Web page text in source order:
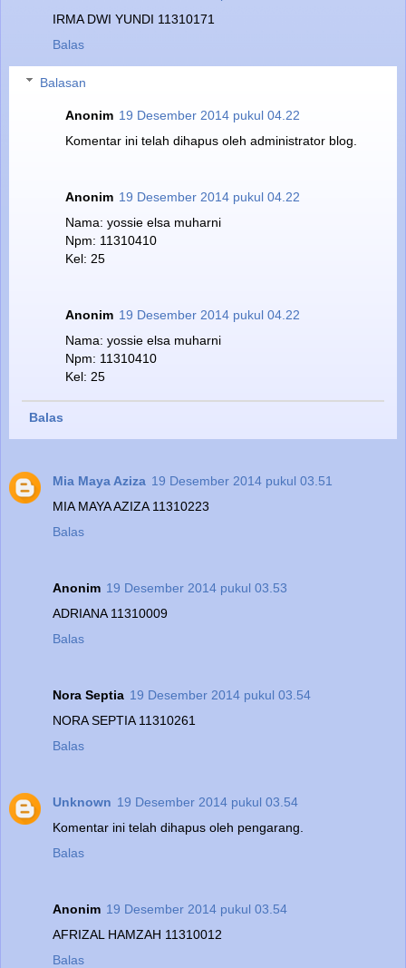
IRMA DWI YUNDI 11310171
Balas
Balasan
Anonim 19 Desember 2014 pukul 04.22
Komentar ini telah dihapus oleh administrator blog.
Anonim 19 Desember 2014 pukul 04.22
Nama: yossie elsa muharni
Npm: 11310410
Kel: 25
Anonim 19 Desember 2014 pukul 04.22
Nama: yossie elsa muharni
Npm: 11310410
Kel: 25
Balas
Mia Maya Aziza 19 Desember 2014 pukul 03.51
MIA MAYA AZIZA 11310223
Balas
Anonim 19 Desember 2014 pukul 03.53
ADRIANA 11310009
Balas
Nora Septia 19 Desember 2014 pukul 03.54
NORA SEPTIA 11310261
Balas
Unknown 19 Desember 2014 pukul 03.54
Komentar ini telah dihapus oleh pengarang.
Balas
Anonim 19 Desember 2014 pukul 03.54
AFRIZAL HAMZAH 11310012
Balas